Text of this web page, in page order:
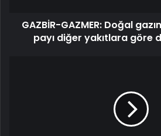
GAZBİR-GAZMER: Doğal
payı diğer yakıtlara göre